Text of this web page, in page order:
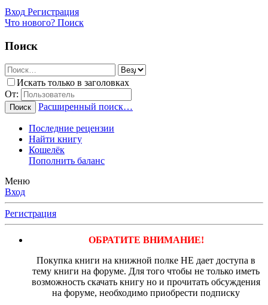
Вход Регистрация
Что нового? Поиск
Поиск
Искать только в заголовках
От:
Поиск Расширенный поиск…
Последние рецензии
Найти книгу
Кошелёк
Пополнить баланс
Меню
Вход
Регистрация
ОБРАТИТЕ ВНИМАНИЕ!
Покупка книги на книжной полке НЕ дает доступа в
тему книги на форуме. Для того чтобы не только иметь
возможность скачать книгу но и прочитать обсуждения
на форуме, необходимо приобрести подписку